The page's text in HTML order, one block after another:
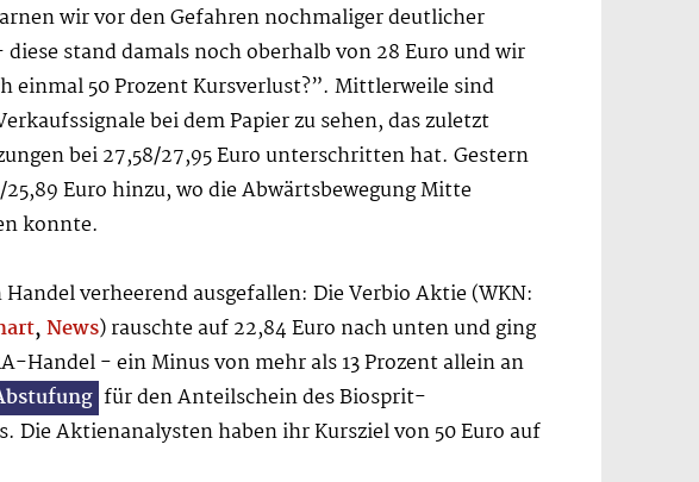
wir vor den Gefahren nochmaliger deutlicher
stand damals noch oberhalb von 28 Euro und wir
50 Prozent Kursverlust?”. Mittlerweile sind
bei dem Papier zu sehen, das zuletzt
bei 27,58/27,95 Euro unterschritten hat. Gestern
Euro hinzu, wo die Abwärtsbewegung Mitte
konnte.
verheerend ausgefallen: Die Verbio Aktie (WKN:
,News) rauschte auf 22,84 Euro nach unten und ging
Handel - ein Minus von mehr als 13 Prozent allein an
für den Anteilschein des Biosprit-
Die Aktienanalysten haben ihr Kursziel von 50 Euro auf